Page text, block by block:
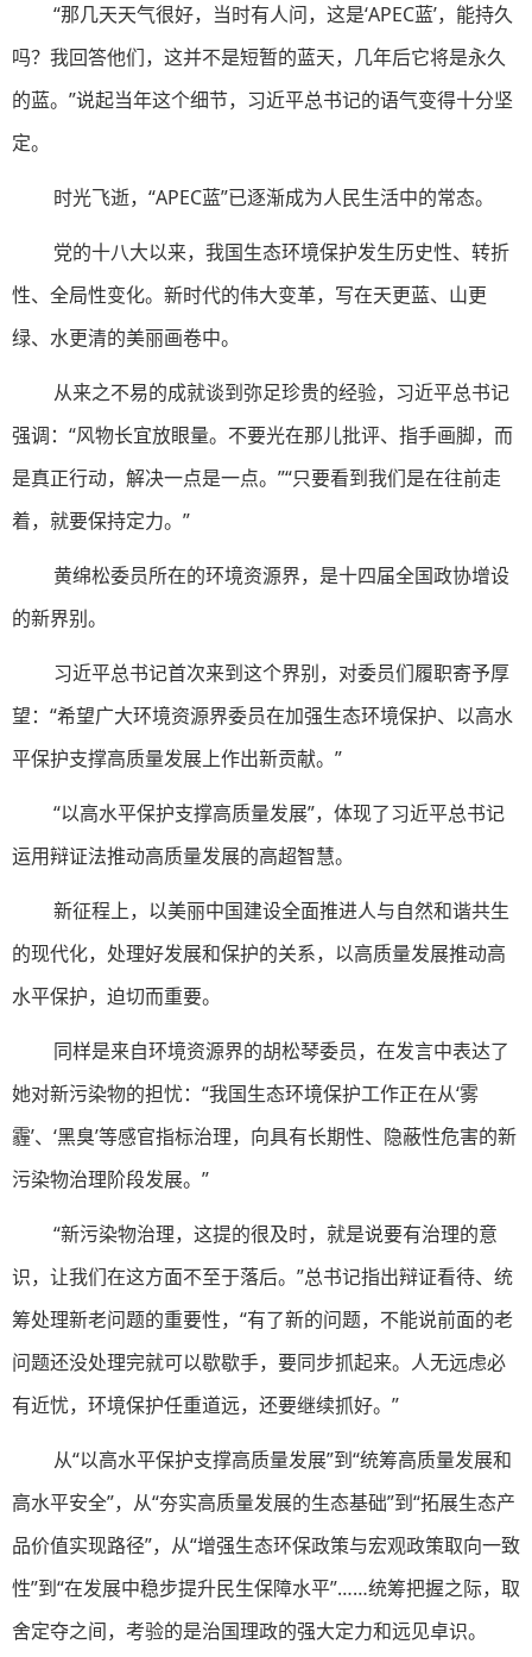
“那几天天气很好，当时有人问，这是‘APEC蓝’，能持久
吗？我回答他们，这并不是短暂的蓝天，几年后它将是永久
的蓝。”说起当年这个细节，习近平总书记的语气变得十分坚
定。
时光飞逝，“APEC蓝”已逐渐成为人民生活中的常态。
党的十八大以来，我国生态环境保护发生历史性、转折
性、全局性变化。新时代的伟大变革，写在天更蓝、山更
绿、水更清的美丽画卷中。
从来之不易的成就谈到弥足珍贵的经验，习近平总书记
强调：“风物长宜放眼量。不要光在那儿批评、指手画脚，而
是真正行动，解决一点是一点。”“只要看到我们是在往前走
着，就要保持定力。”
黄绵松委员所在的环境资源界，是十四届全国政协增设
的新界别。
习近平总书记首次来到这个界别，对委员们履职寄予厚
望：“希望广大环境资源界委员在加强生态环境保护、以高水
平保护支撑高质量发展上作出新贡献。”
“以高水平保护支撑高质量发展”，体现了习近平总书记
运用辩证法推动高质量发展的高超智慧。
新征程上，以美丽中国建设全面推进人与自然和谐共生
的现代化，处理好发展和保护的关系，以高质量发展推动高
水平保护，迫切而重要。
同样是来自环境资源界的胡松琴委员，在发言中表达了
她对新污染物的担忧：“我国生态环境保护工作正在从‘雾
霾’、‘黑臭’等感官指标治理，向具有长期性、隐蔽性危害的新
污染物治理阶段发展。”
“新污染物治理，这提的很及时，就是说要有治理的意
识，让我们在这方面不至于落后。”总书记指出辩证看待、统
筹处理新老问题的重要性，“有了新的问题，不能说前面的老
问题还没处理完就可以歇歇手，要同步抓起来。人无远虑必
有近忧，环境保护任重道远，还要继续抓好。”
从“以高水平保护支撑高质量发展”到“统筹高质量发展和
高水平安全”，从“夯实高质量发展的生态基础”到“拓展生态产
品价值实现路径”，从“增强生态环保政策与宏观政策取向一致
性”到“在发展中稳步提升民生保障水平”……统筹把握之际，取
舍定夺之间，考验的是治国理政的强大定力和远见卓识。